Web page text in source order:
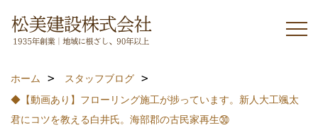
ホーム
スタッフブログ
◆【動画あり】フローリング施工が捗っています。新人大工颯太
君にコツを教える白井氏。海部郡の古民家再生㉚